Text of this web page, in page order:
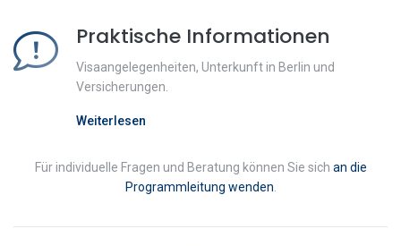
Praktische Informationen
Visaangelegenheiten, Unterkunft in Berlin und
Versicherungen.
Weiterlesen
Für individuelle Fragen und Beratung können Sie sich an die
Programmleitung wenden